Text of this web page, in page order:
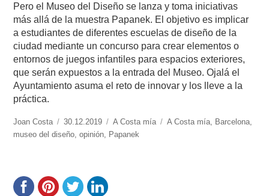
Pero el Museo del Diseño se lanza y toma iniciativas
más allá de la muestra Papanek. El objetivo es implicar
a estudiantes de diferentes escuelas de diseño de la
ciudad mediante un concurso para crear elementos o
entornos de juegos infantiles para espacios exteriores,
que serán expuestos a la entrada del Museo. Ojalá el
Ayuntamiento asuma el reto de innovar y los lleve a la
práctica.
https://www.experimenta.es/author/joan-
costa/
Joan Costa
Publicado
el
30.12.2019 Categorías
A Costa mía Etiquetas
A Costa mía Barcelona
museo del diseño ,opinión Papanek